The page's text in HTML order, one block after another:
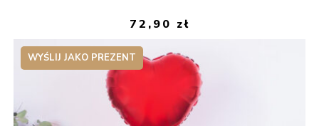
72,90 zł
WYŚLIJ JAKO PREZENT